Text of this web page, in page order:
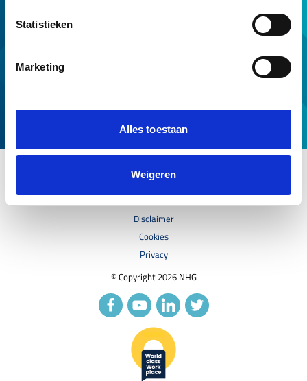
Statistieken
Marketing
Alles toestaan
Weigeren
NHG op maat
Download & tools
Over ons
© Copyright 2026 NHG
Disclaimer
Cookies
Privacy